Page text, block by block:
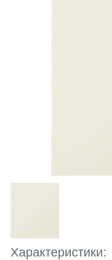
Характеристики: